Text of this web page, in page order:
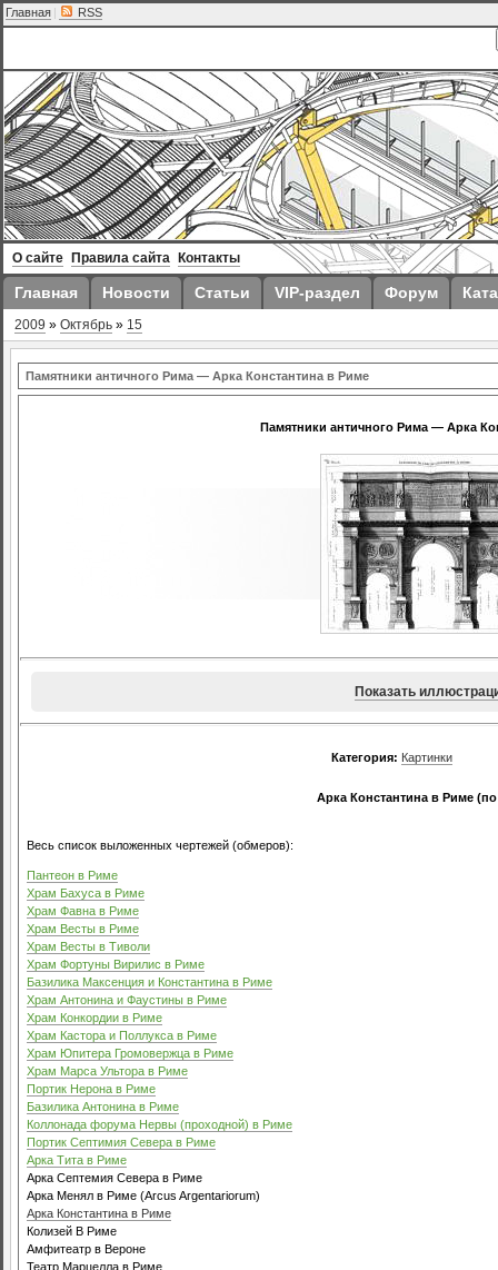
Главная | RSS
О сайте Правила сайта Контакты
Главная Новости Статьи VIP-раздел Форум
2009 » Октябрь » 15
Памятники античного Рима — Арка Константина в Риме
Памятники античного Рима — Арка
Показать
Категория: Картинки
Арка Константина в Риме
Весь список выложенных чертежей (обмеров):
Пантеон в Риме
Храм Бахуса в Риме
Храм Фавна в Риме
Храм Весты в Риме
Храм Весты в Тиволи
Храм Фортуны Вирилис в Риме
Базилика Максенция и Константина в Риме
Храм Антонина и Фаустины в Риме
Храм Конкордии в Риме
Храм Кастора и Поллукса в Риме
Храм Юпитера Громовержца в Риме
Храм Марса Ультора в Риме
Портик Нерона в Риме
Базилика Антонина в Риме
Коллонада форума Нервы (проходной) в Риме
Портик Септимия Севера в Риме
Арка Тита в Риме
Арка Септемия Севера в Риме
Арка Менял в Риме (Arcus Argentariorum)
Арка Константина в Риме
Колизей В Риме
Амфитеатр в Вероне
Театр Марцелла в Риме